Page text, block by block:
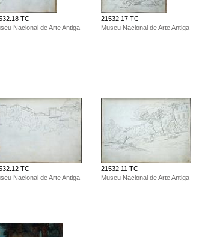
TC
Nacional de Arte Antiga
21532.17 TC
Museu Nacional de Arte Antiga
TC
Nacional de Arte Antiga
21532.11 TC
Museu Nacional de Arte Antiga